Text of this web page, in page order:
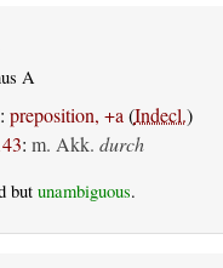
A
: preposition, +a (Indecl.)
: m. Akk. durch
but unambiguous.